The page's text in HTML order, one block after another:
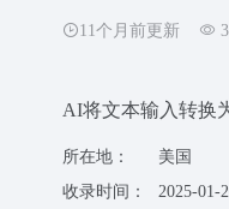
11个月前更新
AI将文本输入转换
所在地：
美国
收录时间：
2025-01-